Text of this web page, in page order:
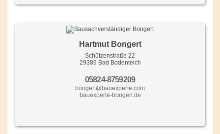
Hartmut Bongert
Schützenstraße 22
29389 Bad Bodenteich
05824-8759209
bongert@bauexperte.com
bauexperte-bongert.de